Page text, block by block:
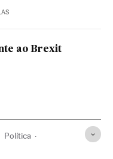
ao Brexit
Política